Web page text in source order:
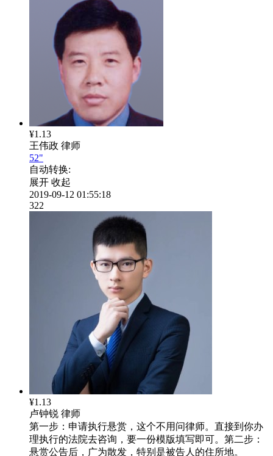
¥1.13
王伟政 律师
52"
自动转换:
展开 收起
2019-09-12 01:55:18
322
¥1.13
卢钟锐 律师
第一步：申请执行悬赏，这个不用问律师。直接到你办
理执行的法院去咨询，要一份模版填写即可。第二步：
悬赏公告后，广为散发，特别是被告人的住所地。